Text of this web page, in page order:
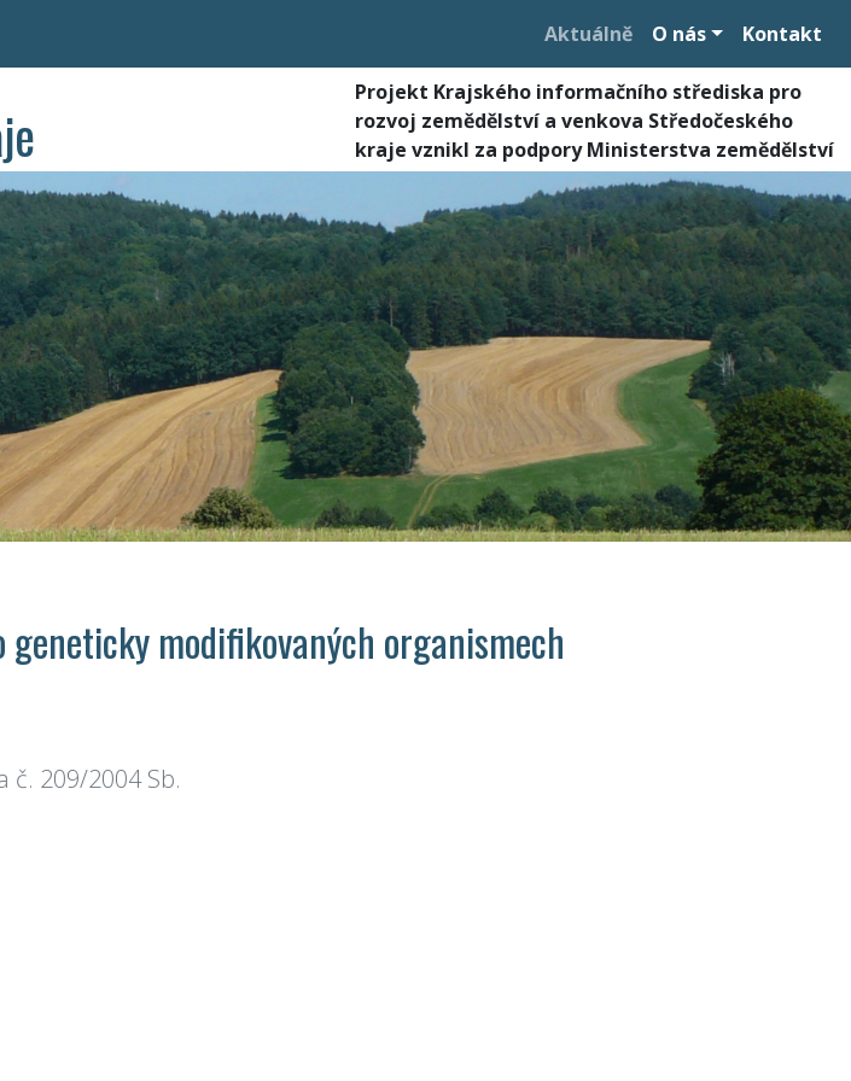
Aktuálně O nás Kontakt
Projekt Krajského informačního střediska pro
rozvoj zemědělství a venkova Středočeského
kraje vznikl za podpory Ministerstva zemědělství
modifikovaných organismech
č. 209/2004 Sb.